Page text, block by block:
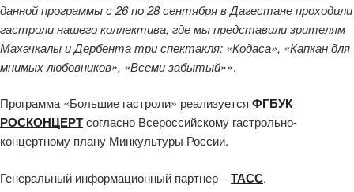
данной программы с26 по 28 сентябряв Дагестанепроходили
гастроли нашего коллектива, где мы представили зрителям
Махачкалы и Дербента три спектакля: «Кодаса», «Капкан для
мнимых любовников», «Всеми забытый»».
Программа «Большие гастроли» реализуется ФГБУК
РОСКОНЦЕРТсогласно Всероссийскому гастрольно-
концертному плану Минкультуры России.
Генеральный информационный партнер –ТАСС.